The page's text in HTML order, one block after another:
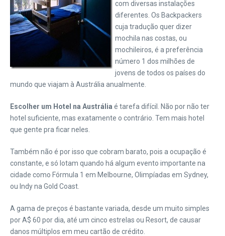
com diversas instalações
diferentes. Os Backpackers
cuja tradução quer dizer
mochila nas costas, ou
mochileiros, é a preferência
número 1 dos milhões de
jovens de todos os países do
mundo que viajam à Austrália anualmente.
Escolher um Hotel na Austrália é tarefa difícil. Não por não ter
hotel suficiente, mas exatamente o contrário. Tem mais hotel
que gente pra ficar neles.
Também não é por isso que cobram barato, pois a ocupação é
constante, e só lotam quando há algum evento importante na
cidade como Fórmula 1 em Melbourne, Olimpíadas em Sydney,
ou Indy na Gold Coast.
A gama de preços é bastante variada, desde um muito simples
por A$ 60 por dia, até um cinco estrelas ou Resort, de causar
danos múltiplos em meu cartão de crédito.